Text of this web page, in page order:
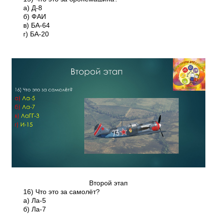
а) Д-8
б) ФАИ
в) БА-64
г) БА-20
Второй этап
16) Что это за самолёт?
а) Ла-5
б) Ла-7